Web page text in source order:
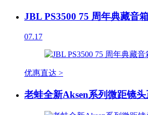
JBL PS3500 75 周年典藏音
07.17
优惠直达 >
老蛙全新Aksen系列微距镜